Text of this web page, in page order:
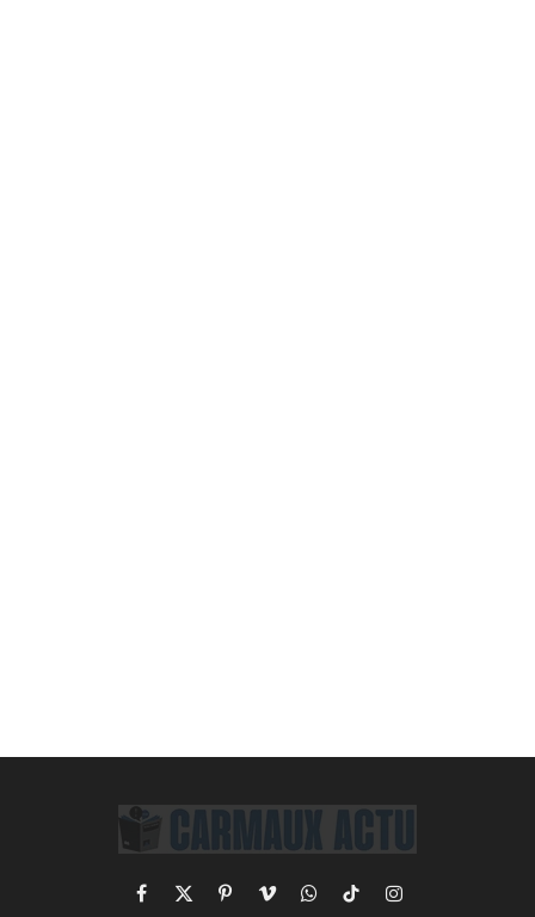
Facebook
X
PinterestVimeoWhatsApp
TikTokInstagram